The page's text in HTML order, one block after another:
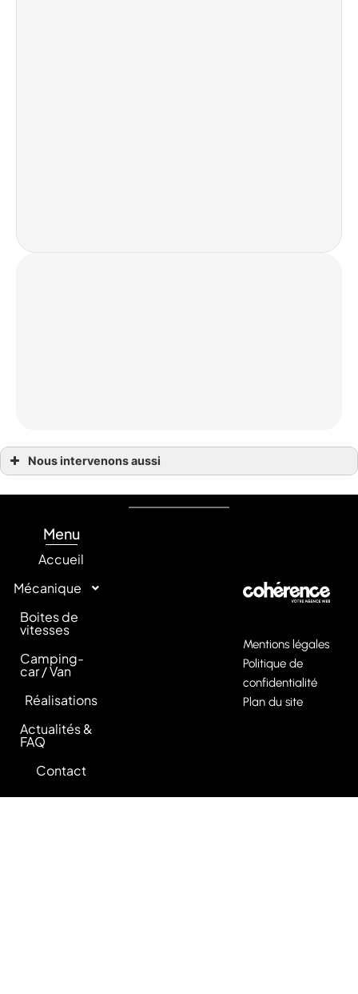
Nous intervenons aussi
Réparation boite de vitesses Le Havre
Réparation boite de vitesses Lille
Réparation boite de vitesses Marseilles
Réparation boite de vitesses Nantes
Réparation boite de vitesses Nimes
Réparation boite de vitesses Paris
Réparation boite de vitesses Poitiers
Réparation boite de vitesses Rennes
Réparation boite de vitesses Saint-Etienne
Réparation boite de vitesses Toulon
Réparation boite de vitesses Toulouse
Menu
Accueil
Mécanique
Boites de
vitesses
Camping-
car / Van
Réalisations
Actualités &
FAQ
Contact
Mentions légales
Politique de
confidentialité
Plan du site